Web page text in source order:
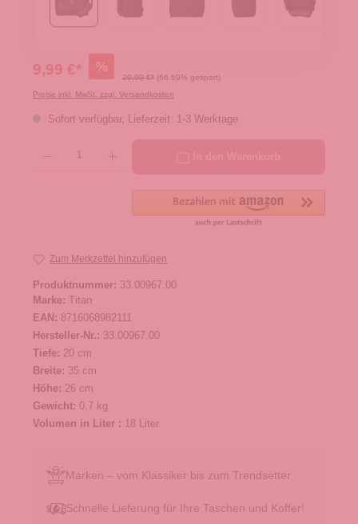
9,99 €* %
29,99 €* (66.69% gespart)
Preise inkl. MwSt. zzgl. Versandkosten
Sofort verfügbar, Lieferzeit: 1-3 Werktage
Zum Merkzettel hinzufügen
Produktnummer: 33.00967.00
Marke: Titan
EAN: 8716068982111
Hersteller-Nr.: 33.00967.00
Tiefe: 20 cm
Breite: 35 cm
Höhe: 26 cm
Gewicht: 0,7 kg
Volumen in Liter : 18 Liter
Marken – vom Klassiker bis zum Trendsetter
Schnelle Lieferung für Ihre Taschen und Koffer!